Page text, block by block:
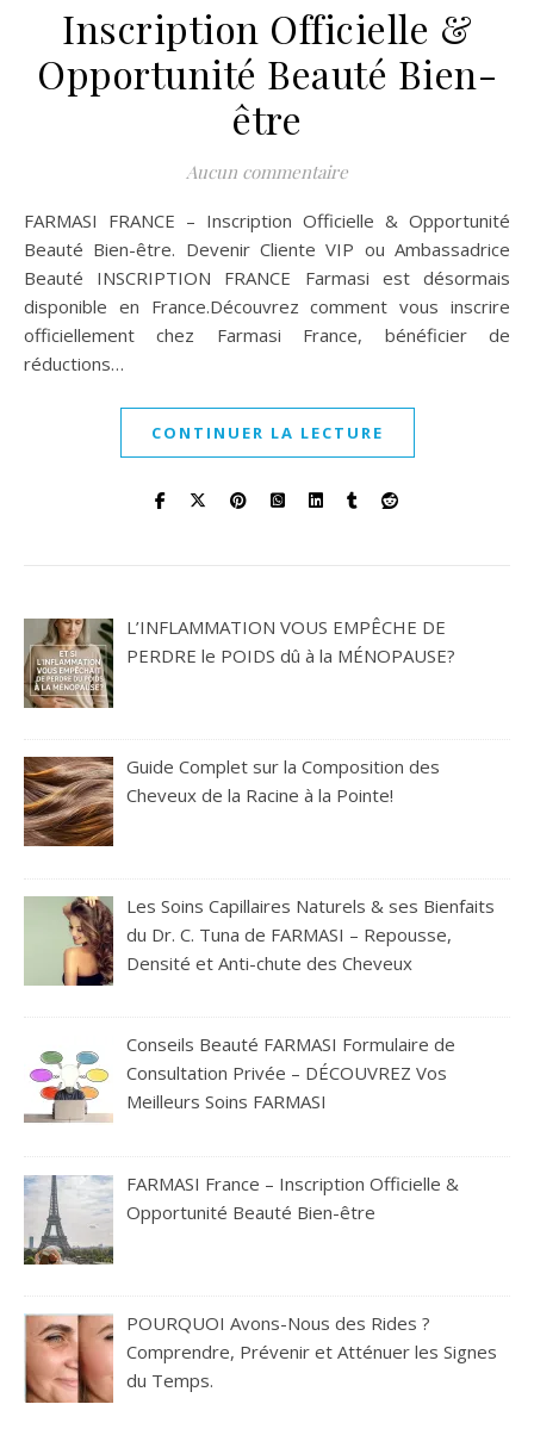
Inscription Officielle &
Opportunité Beauté Bien-
être
Aucun commentaire
FARMASI FRANCE – Inscription Officielle & Opportunité
Beauté Bien-être. Devenir Cliente VIP ou Ambassadrice
Beauté INSCRIPTION FRANCE Farmasi est désormais
disponible en France.Découvrez comment vous inscrire
officiellement chez Farmasi France, bénéficier de
réductions…
CONTINUER LA LECTURE
L’INFLAMMATION VOUS EMPÊCHE DE
PERDRE le POIDS dû à la MÉNOPAUSE?
Guide Complet sur la Composition des
Cheveux de la Racine à la Pointe!
Les Soins Capillaires Naturels & ses Bienfaits
du Dr. C. Tuna de FARMASI – Repousse,
Densité et Anti-chute des Cheveux
Conseils Beauté FARMASI Formulaire de
Consultation Privée – DÉCOUVREZ Vos
Meilleurs Soins FARMASI
FARMASI France – Inscription Officielle &
Opportunité Beauté Bien-être
POURQUOI Avons-Nous des Rides ?
Comprendre, Prévenir et Atténuer les Signes
du Temps.